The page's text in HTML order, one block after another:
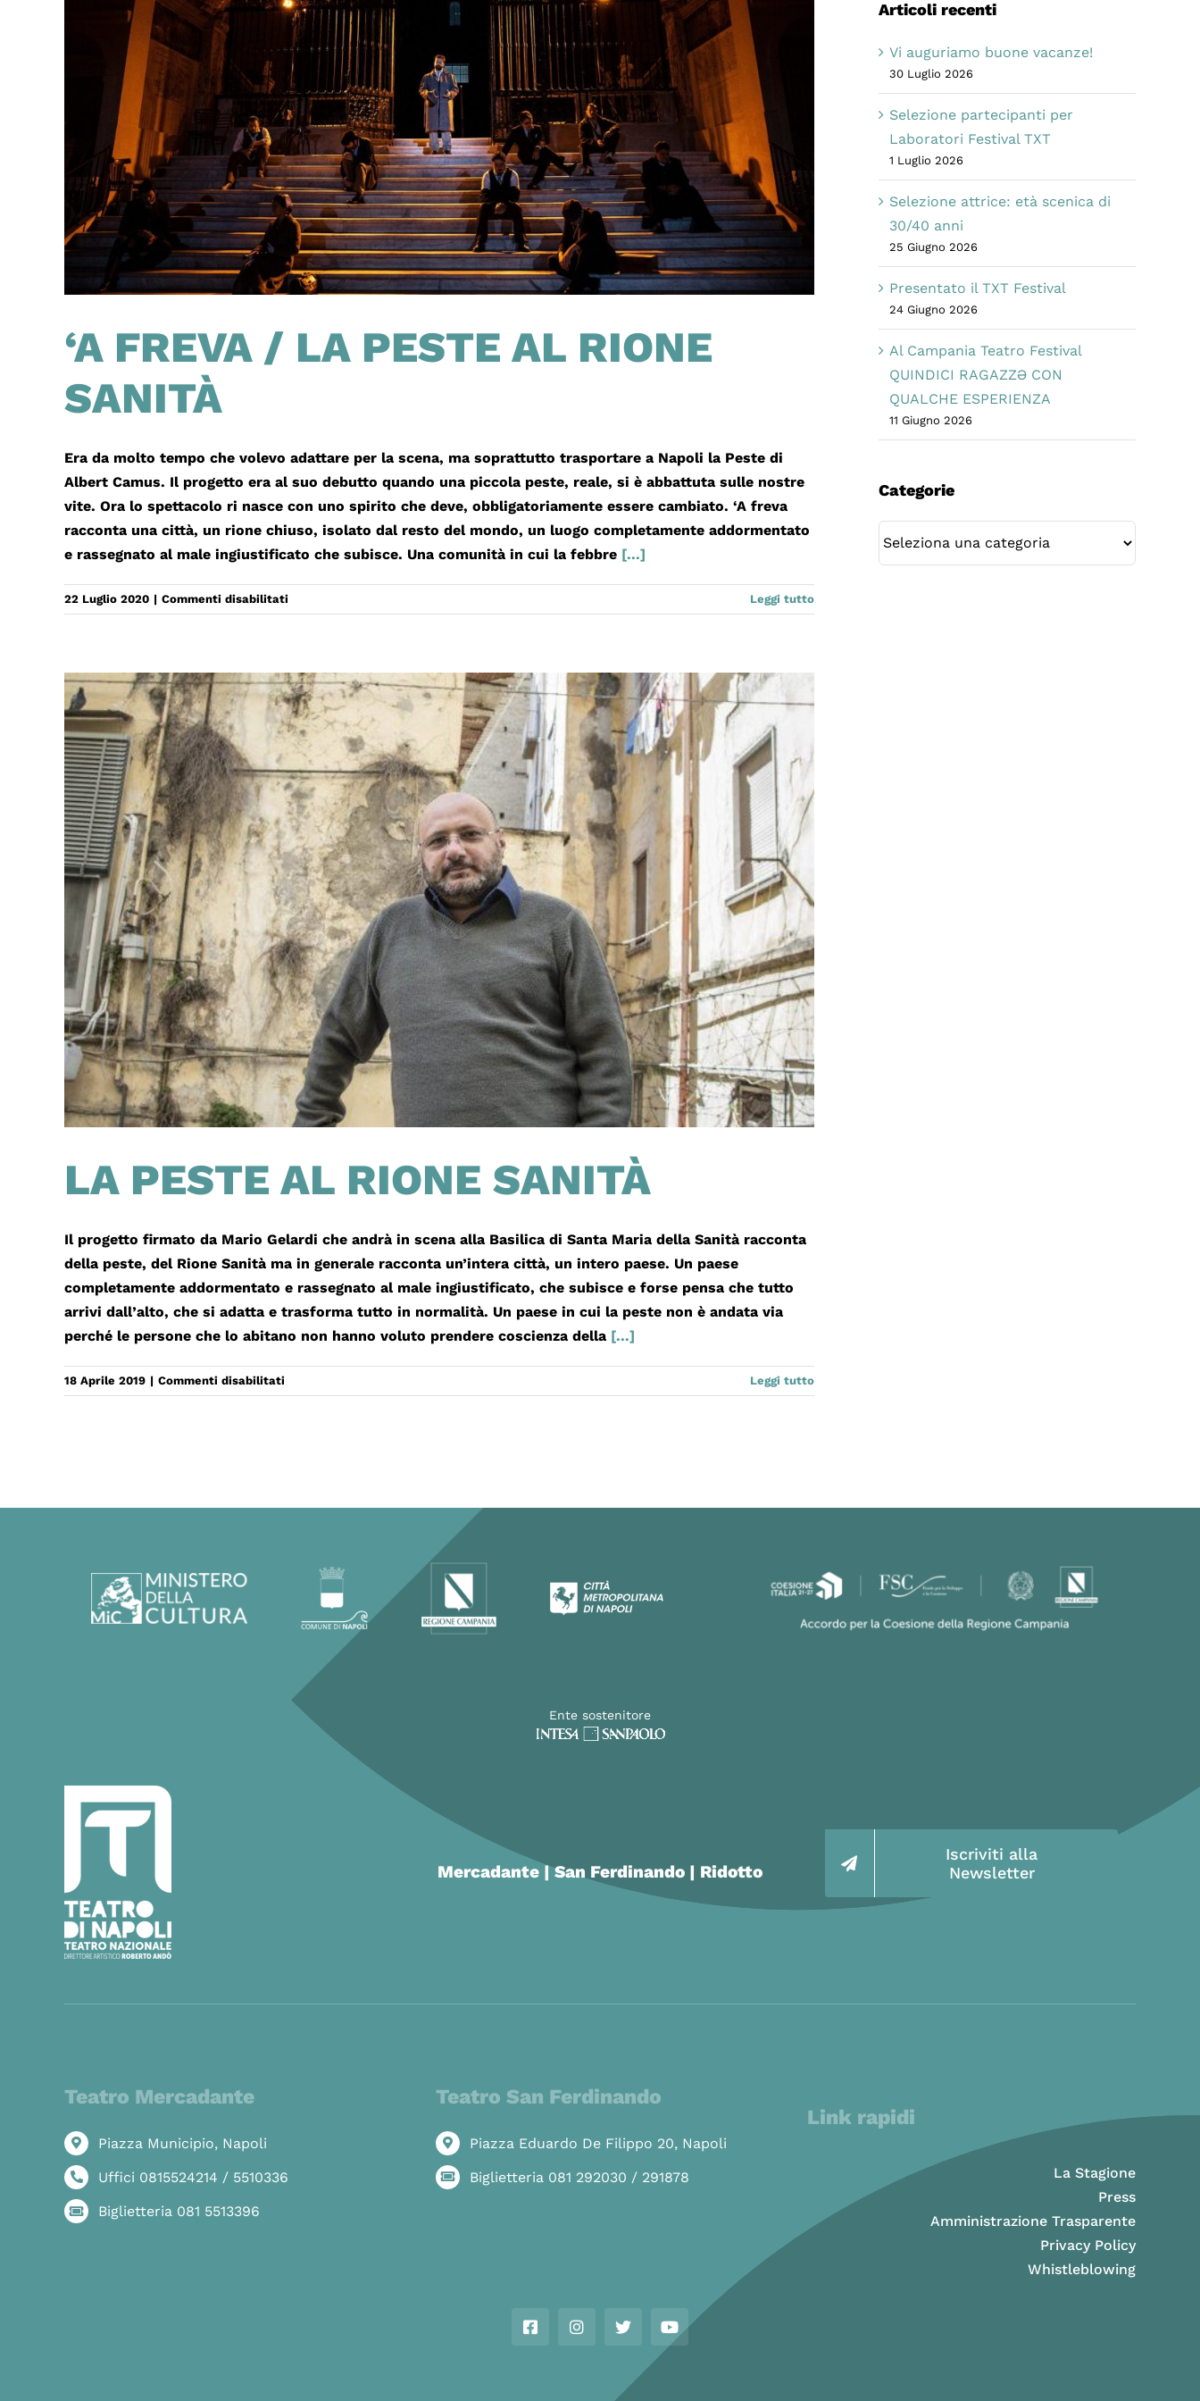
‘A FREVA / LA PESTE AL RIONE
SANITÀ
Era da molto tempo che volevo adattare per la scena, ma soprattutto trasportare a Napoli la Peste di
Albert Camus. Il progetto era al suo debutto quando una piccola peste, reale, si è abbattuta sulle nostre
vite. Ora lo spettacolo ri nasce con uno spirito che deve, obbligatoriamente essere cambiato. ‘A freva
racconta una città, un rione chiuso, isolato dal resto del mondo, un luogo completamente addormentato
e rassegnato al male ingiustificato che subisce. Una comunità in cui la febbre [...]
22 Luglio 2020 | Commenti disabilitatisu
‘A
LA
PESTE
AL
RIONE
SANITÀ
Leggi tutto
LA PESTE AL RIONE SANITÀ
Il progetto firmato da Mario Gelardi che andrà in scena alla Basilica di Santa Maria della Sanità racconta
della peste, del Rione Sanità ma in generale racconta un’intera città, un intero paese. Un paese
completamente addormentato e rassegnato al male ingiustificato, che subisce e forse pensa che tutto
arrivi dall’alto, che si adatta e trasforma tutto in normalità. Un paese in cui la peste non è andata via
perché le persone che lo abitano non hanno voluto prendere coscienza della [...]
18 Aprile 2019 | Commenti disabilitatisu
LA
Leggi tutto
Articoli recenti
Vi auguriamo buone vacanze!
30 Luglio 2026
Selezione partecipanti per
Laboratori Festival TXT
1 Luglio 2026
Selezione attrice: età scenica di
30/40 anni
25 Giugno 2026
Presentato il TXT Festival
24 Giugno 2026
Al Campania Teatro Festival
QUINDICI RAGAZZƏ CON
QUALCHE ESPERIENZA
11 Giugno 2026
Categorie
Ente sostenitore
Mercadante | San Ferdinando | Ridotto
Iscriviti alla
Newsletter
Teatro Mercadante
Piazza Municipio, Napoli
Uffici 0815524214 / 5510336
Biglietteria 081 5513396
Teatro San Ferdinando
Piazza Eduardo De Filippo 20, Napoli
Biglietteria 081 292030 / 291878
Link rapidi
La Stagione
Press
Amministrazione Trasparente
Privacy Policy
Whistleblowing